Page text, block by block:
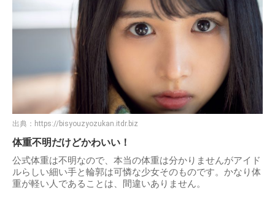
出典： https://bisyouzyozukan.itdr.biz
体重不明だけどかわいい！
公式体重は不明なので、本当の体重は分かりませんがアイド
ルらしい細い手と輪郭は可憐な少女そのものです。かなり体
重が軽い人であることは、間違いありません。